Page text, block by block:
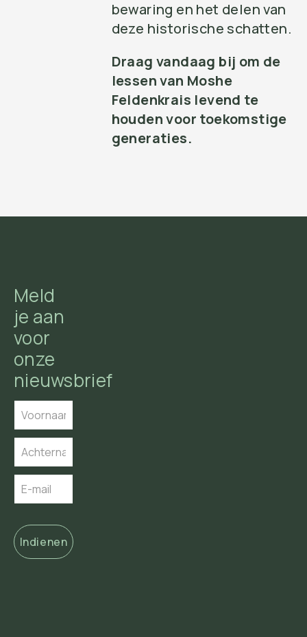
bewaring en het delen van
deze historische schatten.
Draag vandaag bij om de
lessen van Moshe
Feldenkrais levend te
houden voor toekomstige
generaties.
Meld
je aan
voor
onze
nieuwsbrief
Indienen